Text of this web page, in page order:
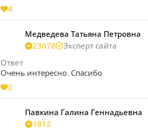
4
Медведева Татьяна Петровна
23678
Эксперт сайта
Ответ
Очень интересно. Спасибо
2
Павкина Галина Геннадьевна
1812